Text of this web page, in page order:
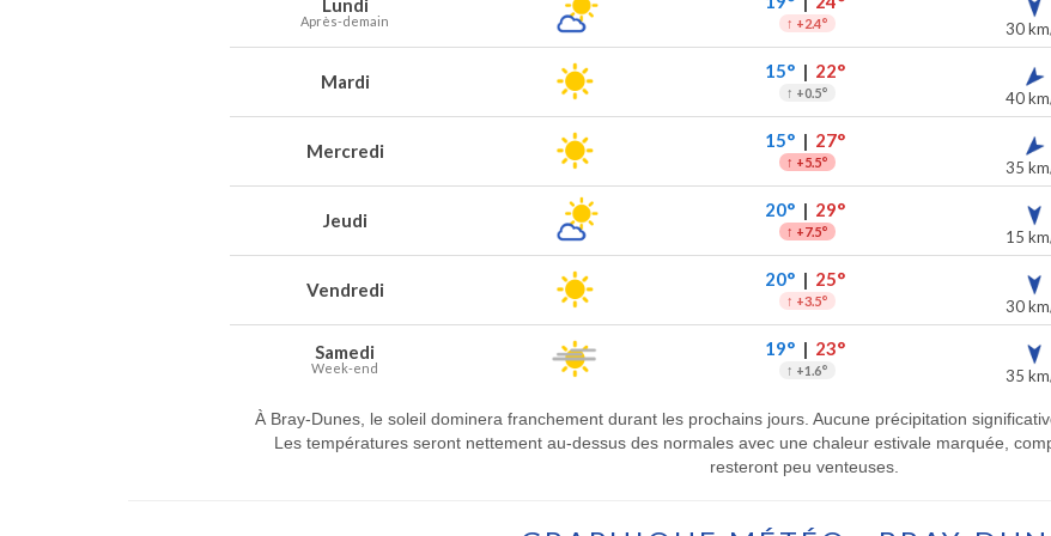
Lundi
Après-demain ↑ +2.4° 30
Mardi 15°| 22°
↑ +0.5° 40
Mercredi 15°| 27°
↑ +5.5° 35
Jeudi 20°| 29°
↑ +7.5° 15
Vendredi 20°| 25°
↑ +3.5° 30
Samedi
Week-end
19°| 23°
↑ +1.6° 35
À Bray-Dunes, le soleil dominera franchement durant les prochains jours. Aucune précipitation
Les températures seront nettement au-dessus des normales avec une chaleur estivale marquée,
resteront peu venteuses.